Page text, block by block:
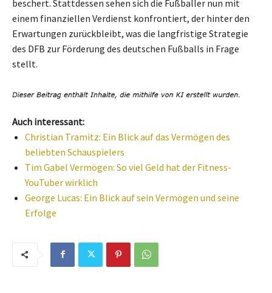
beschert. Stattdessen sehen sich die Fußballer nun mit
einem finanziellen Verdienst konfrontiert, der hinter den
Erwartungen zurückbleibt, was die langfristige Strategie
des DFB zur Förderung des deutschen Fußballs in Frage
stellt.
Auch interessant:
Christian Tramitz: Ein Blick auf das Vermögen des
beliebten Schauspielers
Tim Gabel Vermögen: So viel Geld hat der Fitness-
YouTuber wirklich
George Lucas: Ein Blick auf sein Vermögen und seine
Erfolge